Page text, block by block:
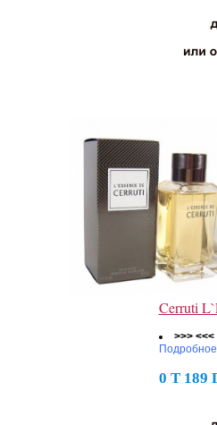
Cerruti
>>> <<<
0 Т 189